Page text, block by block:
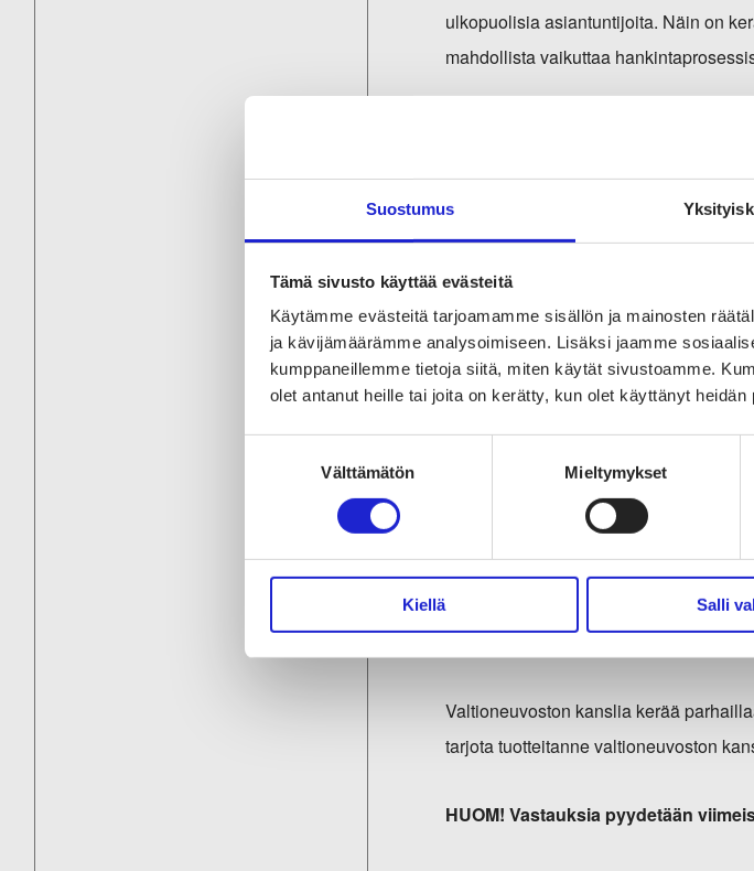
Suostumus
Tämä sivusto käyttää evästeitä
Käytämme evästeitä tarjoamamme sisällön ja mainosten
ja kävijämäärämme analysoimiseen. Lisäksi jaamme
kumppaneillemme tietoja siitä, miten käytät sivustoamme.
olet antanut heille tai joita on kerätty, kun olet käyttänyt heidän
Välttämätön Mieltymykset
Kiellä Salli
ulkopuolisia asiantuntijoita. Näin on
mahdollista vaikuttaa
Hilma on julkisten
sekä ilmoittaa tulevista
hankintailmoitukset.fi
Kela kilpailuttaa äitiyspakkauksen
hankintojen sähköisestä
verkkosivuilta
Valtioneuvoston
Valtioneuvoston kanslia uudistaa
vuoden 2022 aikana. Suunnitelmana
Valtioneuvoston kanslia kerää
tarjota tuotteitanne valtioneuvoston
HUOM! Vastauksia pyydetään